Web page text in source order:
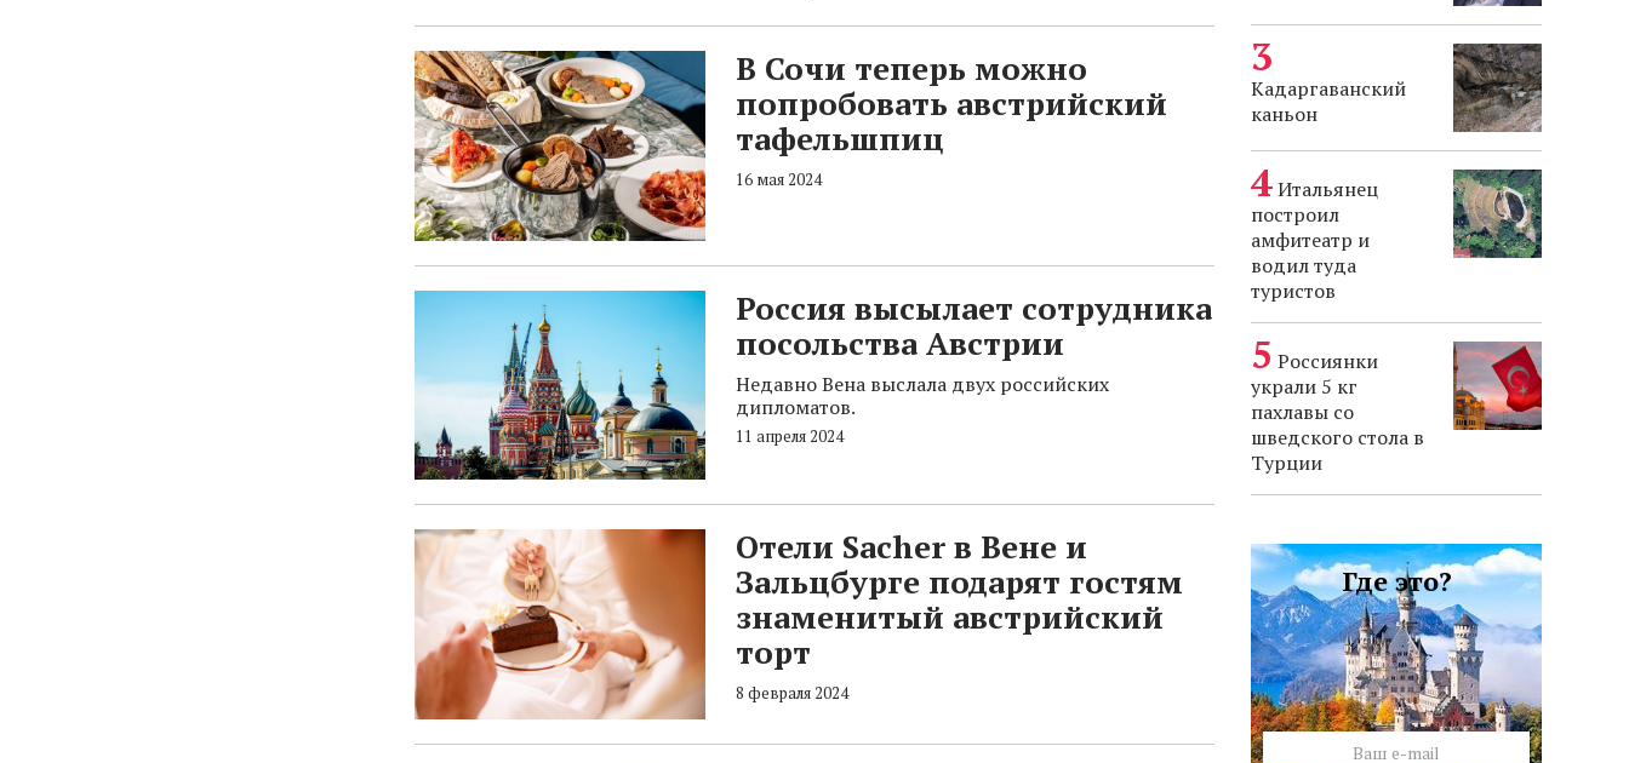
В Сочи теперь можно
попробовать австрийский
тафельшпиц
16 мая 2024
Россия высылает сотрудника
посольства Австрии
Недавно Вена выслала двух российских
дипломатов.
11 апреля 2024
Отели Sacher в Вене и
Зальцбурге подарят гостям
знаменитый австрийский
торт
8 февраля 2024
Кадаргаванский
каньон
Итальянец
построил
амфитеатр и
водил туда
туристов
Россиянки
украли 5 кг
пахлавы со
шведского стола в
Турции
Где это?